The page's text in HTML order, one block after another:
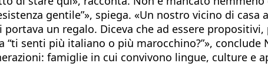
gentile”», spiega. «Un nostro vicino di
un regalo. Diceva che ad essere
senti più italiano o più marocchino?”»,
famiglie in cui convivono lingue, culture e